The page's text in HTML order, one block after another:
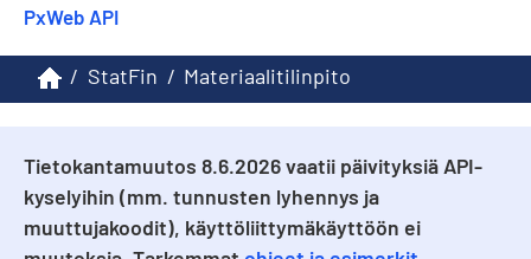
PxWeb API
/ StatFin / Materiaalitilinpito
Tietokantamuutos 8.6.2026 vaatii päivityksiä API-
kyselyihin (mm. tunnusten lyhennys ja
muuttujakoodit), käyttöliittymäkäyttöön ei